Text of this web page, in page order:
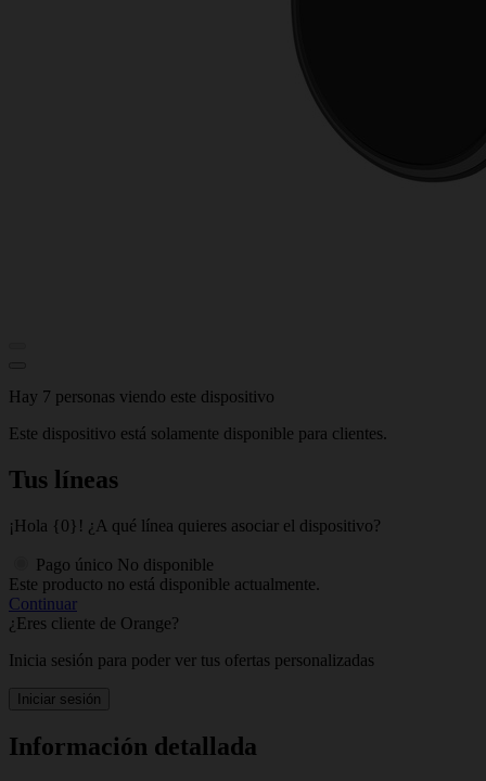
Hay 7 personas viendo este dispositivo
Este dispositivo está solamente disponible para clientes.
Tus líneas
¡Hola {0}! ¿A qué línea quieres asociar el dispositivo?
Pago único No disponible
Este producto no está disponible actualmente.
Continuar
¿Eres cliente de Orange?
Inicia sesión para poder ver tus ofertas personalizadas
Iniciar sesión
Información detallada